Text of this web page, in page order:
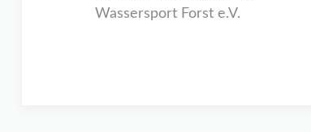
Wassersport Forst e.V.